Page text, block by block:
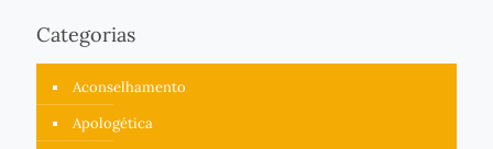
Categorias
Aconselhamento
Apologética